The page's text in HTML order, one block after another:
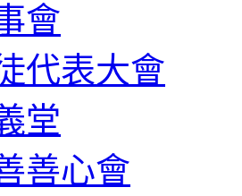
會
代表大會
堂
善心會